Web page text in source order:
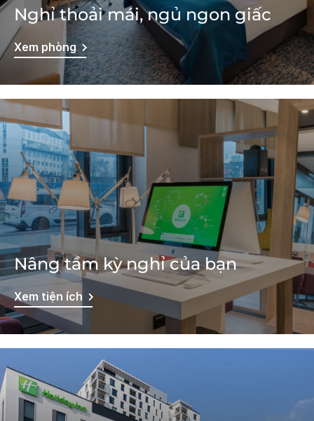
Nghỉ thoải mái, ngủ ngon giấc
Xem phòng
Nâng tầm kỳ nghỉ của bạn
Xem tiện ích